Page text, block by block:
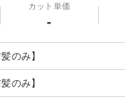
カット単価
-
のみ】
のみ】